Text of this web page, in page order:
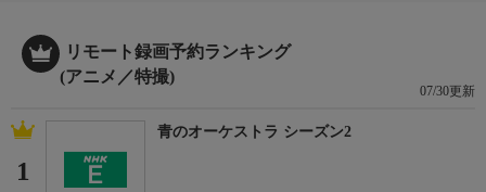
リモート録画予約ランキング
(アニメ／特撮)
07/30更新
1
青のオーケストラ シーズン2